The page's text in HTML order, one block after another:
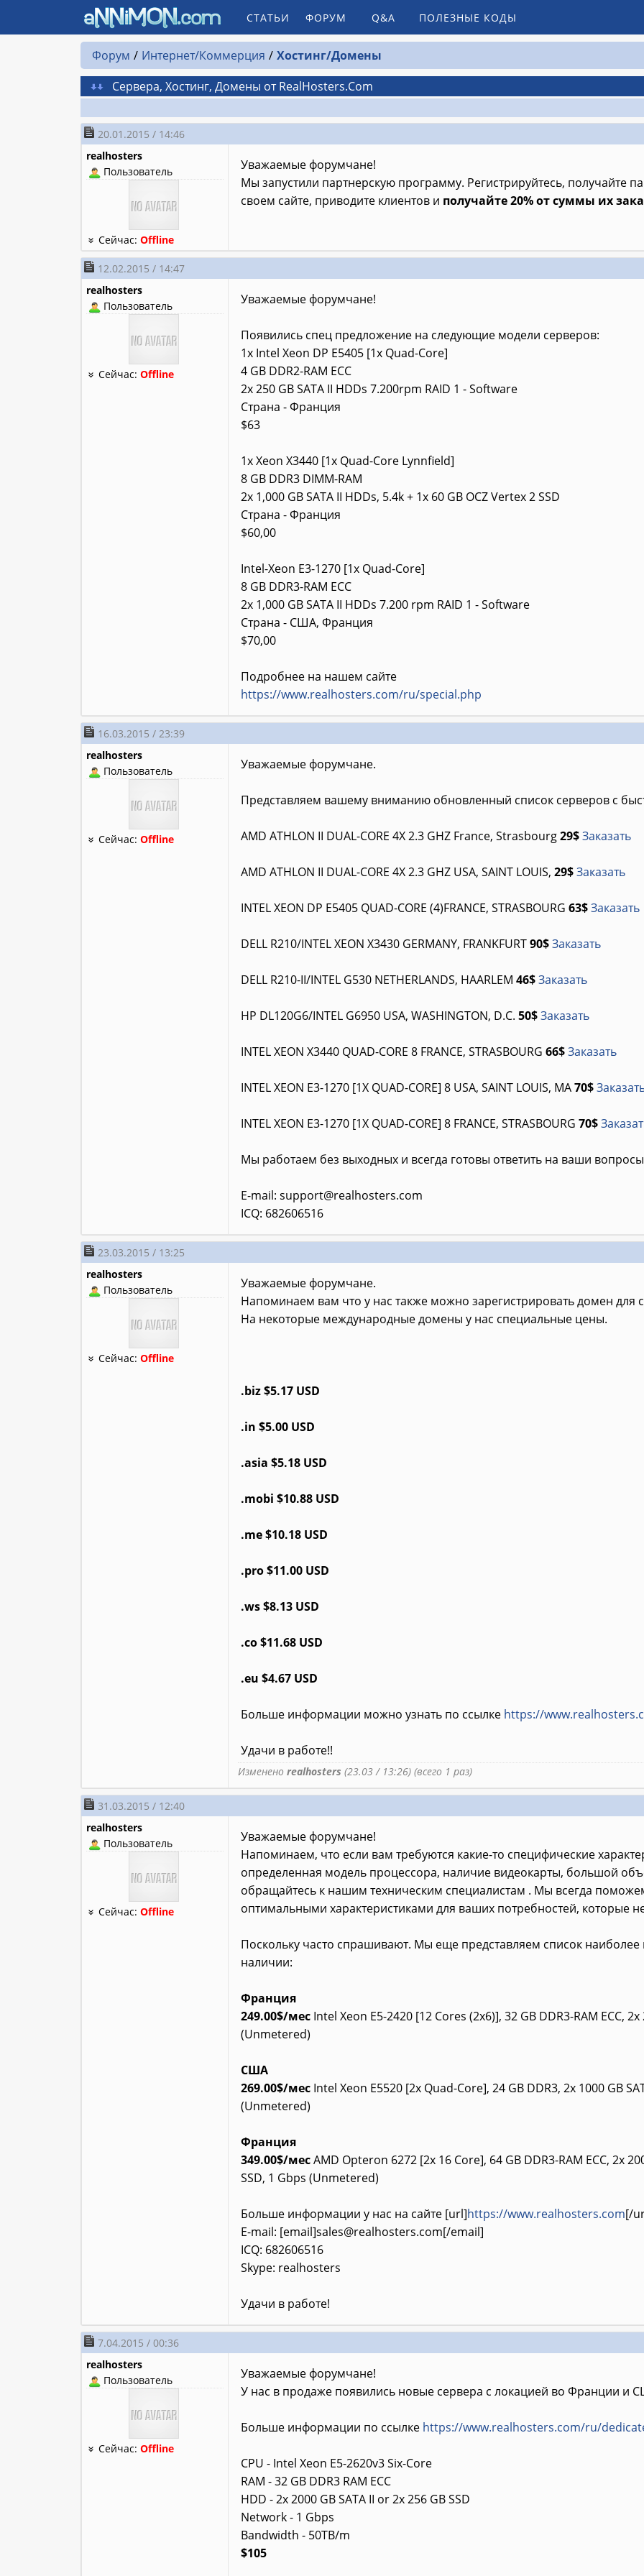
СТАТЬИ ФОРУМ Q&A ПОЛЕЗНЫЕ КОДЫ
Форум Интернет/Коммерция Хостинг/Домены
Сервера, Хостинг, Домены от RealHosters.Com
20.01.2015 / 14:46
realhosters
Пользователь
Сейчас:Offline
Уважаемые форумчане!
Мы запустили партнерскую программу. Регистрируйтесь, получайте
своем сайте, приводите клиентов и получайте 20% от суммы их
12.02.2015 / 14:47
realhosters
Пользователь
Сейчас:Offline
Уважаемые форумчане!
Появились спец предложение на следующие модели серверов:
1x Intel Xeon DP E5405 [1x Quad-Core]
4 GB DDR2-RAM ECC
2x 250 GB SATA II HDDs 7.200rpm RAID 1 - Software
Страна - Франция
$63
1x Xeon X3440 [1x Quad-Core Lynnfield]
8 GB DDR3 DIMM-RAM
2x 1,000 GB SATA II HDDs, 5.4k + 1x 60 GB OCZ Vertex 2 SSD
Страна - Франция
$60,00
Intel-Xeon E3-1270 [1x Quad-Core]
8 GB DDR3-RAM ECC
2x 1,000 GB SATA II HDDs 7.200 rpm RAID 1 - Software
Страна - США, Франция
$70,00
Подробнее на нашем сайте
https://www.realhosters.com/ru/special.php
16.03.2015 / 23:39
realhosters
Пользователь
Сейчас:Offline
Уважаемые форумчане.
Представляем вашему вниманию обновленный список серверов с
AMD ATHLON II DUAL-CORE 4X 2.3 GHZ France, Strasbourg29$Заказать
AMD ATHLON II DUAL-CORE 4X 2.3 GHZ USA, SAINT LOUIS, 29$Заказать
INTEL XEON DP E5405 QUAD-CORE (4)FRANCE, STRASBOURG 63$Заказать
DELL R210/INTEL XEON X3430 GERMANY, FRANKFURT90$Заказать
DELL R210-II/INTEL G530 NETHERLANDS, HAARLEM 46$Заказать
HP DL120G6/INTEL G6950 USA, WASHINGTON, D.C. 50$Заказать
INTEL XEON X3440 QUAD-CORE 8 FRANCE, STRASBOURG 66$Заказать
INTEL XEON E3-1270 [1X QUAD-CORE] 8 USA, SAINT LOUIS, MA70$
INTEL XEON E3-1270 [1X QUAD-CORE] 8 FRANCE, STRASBOURG 70$
Мы работаем без выходных и всегда готовы ответить на ваши
E-mail: support@realhosters.com
ICQ: 682606516
23.03.2015 / 13:25
realhosters
Пользователь
Сейчас:Offline
Уважаемые форумчане.
Напоминаем вам что у нас также можно зарегистрировать домен для
На некоторые международные домены у нас специальные цены.
.biz $5.17 USD
.in $5.00 USD
.asia $5.18 USD
.mobi $10.88 USD
.me $10.18 USD
.pro $11.00 USD
.ws $8.13 USD
.co $11.68 USD
.eu $4.67 USD
Больше информации можно узнать по ссылке https://
Удачи в работе!!
Изменено realhosters (23.03 / 13:26) (всего 1 раз)
31.03.2015 / 12:40
realhosters
Пользователь
Сейчас:Offline
Уважаемые форумчане!
Напоминаем, что если вам требуются какие-то специфические
определенная модель процессора, наличие видеокарты, большой
обращайтесь к нашим техническим специалистам . Мы всегда
оптимальными характеристиками для ваших потребностей, которые
Поскольку часто спрашивают. Мы еще представляем список
наличии:
Франция
249.00$/месIntel Xeon E5-2420 [12 Cores (2x6)], 32 GB DDR3-RAM ECC,
(Unmetered)
США
269.00$/месIntel Xeon E5520 [2x Quad-Core], 24 GB DDR3, 2x 1000 GB
(Unmetered)
Франция
349.00$/месAMD Opteron 6272 [2x 16 Core], 64 GB DDR3-RAM ECC, 2x
SSD, 1 Gbps (Unmetered)
Больше информации у нас на сайте [url]https://www.realhosters.com[/
E-mail: [email]sales@realhosters.com[/email]
ICQ: 682606516
Skype: realhosters
Удачи в работе!
7.04.2015 / 00:36
realhosters
Пользователь
Сейчас:Offline
Уважаемые форумчане!
У нас в продаже появились новые сервера с локацией во Франции и
Больше информации по ссылке https://www.realhosters.com/ru/
CPU - Intel Xeon E5-2620v3 Six-Core
RAM - 32 GB DDR3 RAM ECC
HDD - 2x 2000 GB SATA II or 2x 256 GB SSD
Network - 1 Gbps
Bandwidth - 50TB/m
$105